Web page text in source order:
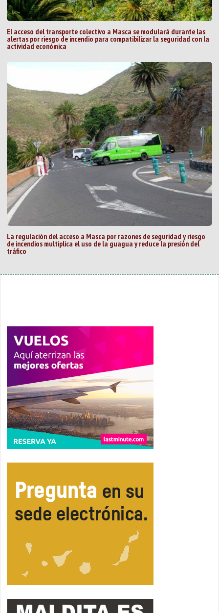
El acceso del transporte colectivo a Masca se modulará durante las
alertas por riesgo de incendio para compatibilizar la seguridad con la
actividad económica
La regulación del acceso a Masca por razones de seguridad y riesgo
de incendios multiplica el uso de la guagua y reduce la presión del
tráfico